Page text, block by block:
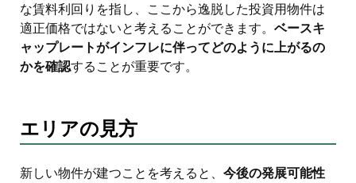
な賃料利回りを指し、ここから逸脱した投資用物件は
適正価格ではないと考えることができます。 ベースキ
ャップレートがインフレに伴ってどのように上がるの
かを確認することが重要です。
エリアの見方
新しい物件が建つことを考えると、 今後の発展可能性